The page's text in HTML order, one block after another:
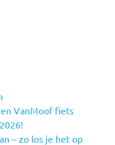
VanMoof fiets
– zo los je het op